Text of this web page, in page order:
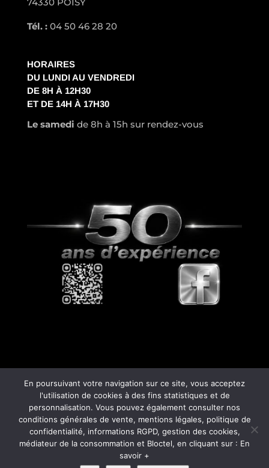
Tél. :04 50 46 28 20
HORAIRES
DU LUNDI AU VENDREDI
DE 8H À 12H30
ET DE 14H À 17H30
Le samedi de 8h à 15h sur rendez-vous
© Copyright808- 2026 -Mentions Légales –
RGPD – Protection de la vie privée – Gestion
des cookies – Médiateur de la consommation
Conditions générales de vente
En poursuivant votre navigation sur ce site, vous acceptez
l'utilisation de cookies à des fins statistiques et de
personnalisation. Vous pouvez également consulter nos
conditions générales de vente, mentions légales, politique de
confidentialité, informations RGPD, gestion des cookies,
médiateur de la consommation et Bloctel, en cliquant sur : En
savoir +